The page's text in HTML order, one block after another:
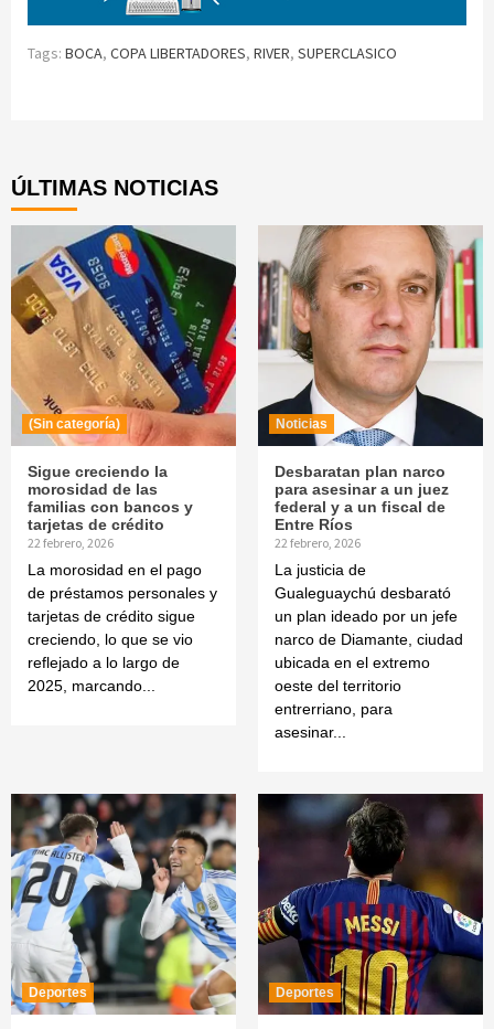
Tags: BOCA, COPA LIBERTADORES, RIVER, SUPERCLASICO
ÚLTIMAS NOTICIAS
(Sin categoría)
Sigue creciendo la
morosidad de las
familias con bancos y
tarjetas de crédito
22 febrero, 2026
La morosidad en el pago
de préstamos personales y
tarjetas de crédito sigue
creciendo, lo que se vio
reflejado a lo largo de
2025, marcando...
Noticias
Desbaratan plan narco
para asesinar a un juez
federal y a un fiscal de
Entre Ríos
22 febrero, 2026
La justicia de
Gualeguaychú desbarató
un plan ideado por un jefe
narco de Diamante, ciudad
ubicada en el extremo
oeste del territorio
entrerriano, para
asesinar...
Deportes Deportes